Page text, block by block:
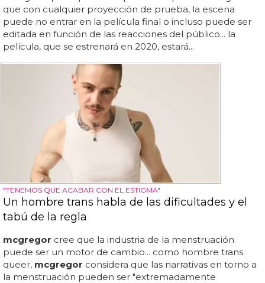
que con cualquier proyección de prueba, la escena
puede no entrar en la película final o incluso puede ser
editada en función de las reacciones del público... la
película, que se estrenará en 2020, estará...
"TENEMOS QUE ACABAR CON EL ESTIGMA"
Un hombre trans habla de las dificultades y el
tabú de la regla
mcgregor cree que la industria de la menstruación
puede ser un motor de cambio... como hombre trans
queer, mcgregor considera que las narrativas en torno a
la menstruación pueden ser "extremadamente